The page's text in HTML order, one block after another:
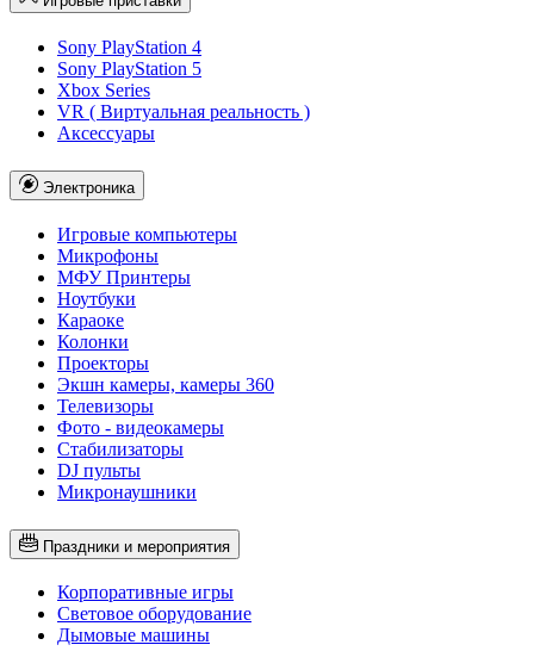
Sony PlayStation 4
Sony PlayStation 5
Xbox Series
VR ( Виртуальная реальность )
Аксессуары
Электроника
Игровые компьютеры
Микрофоны
МФУ Принтеры
Ноутбуки
Караоке
Колонки
Проекторы
Экшн камеры, камеры 360
Телевизоры
Фото - видеокамеры
Стабилизаторы
DJ пульты
Микронаушники
Праздники и мероприятия
Корпоративные игры
Световое оборудование
Дымовые машины